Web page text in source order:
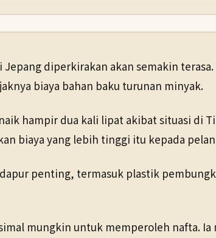
yang tersedia.
diperkirakan akan semakin
biaya bahan baku turunan minyak.
hampir dua kali lipat akibat situasi di
biaya yang lebih tinggi itu kepada
penting, termasuk plastik
mungkin untuk memperoleh nafta.